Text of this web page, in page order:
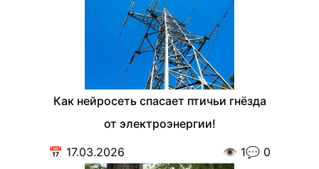
Как нейросеть спасает птичьи гнёзда
от электроэнергии!
📅 17.03.2026 👁️ 1💬 0